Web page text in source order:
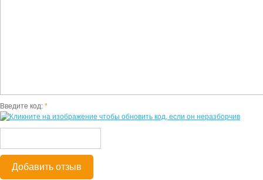
Введите код: *
Добавить отзыв